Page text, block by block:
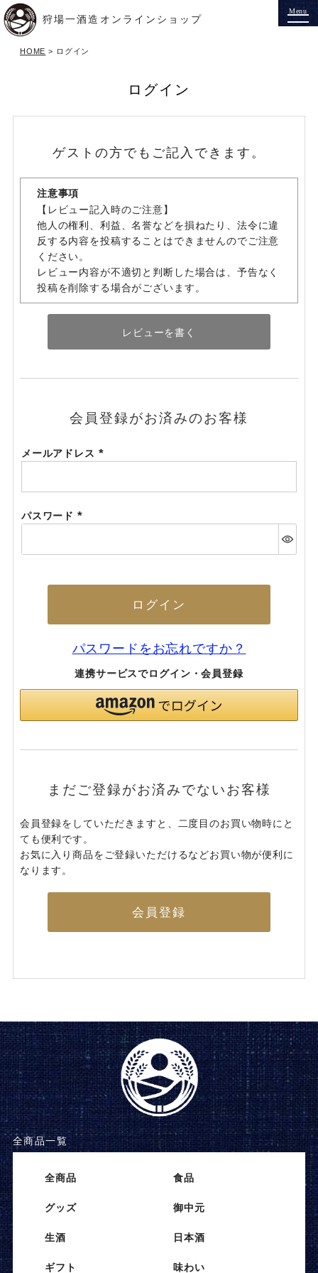
狩場一酒造オンラインショップ
HOME ログイン
ログイン
ゲストの方でもご記入できます。
注意事項
【レビュー記入時のご注意】
他人の権利、利益、名誉などを損ねたり、法令に違
反する内容を投稿することはできませんのでご注意
ください。
レビュー内容が不適切と判断した場合は、予告なく
投稿を削除する場合がございます。
レビューを書く
会員登録がお済みのお客様
メールアドレス
パスワード
ログイン
パスワードをお忘れですか？
連携サービスでログイン・会員登録
まだご登録がお済みでないお客様
会員登録をしていただきますと、二度目のお買い物時にと
ても便利です。
お気に入り商品をご登録いただけるなどお買い物が便利に
なります。
会員登録
全商品一覧
全商品 ⾷品
グッズ 御中元
⽣酒 ⽇本酒
ギフト 味わい